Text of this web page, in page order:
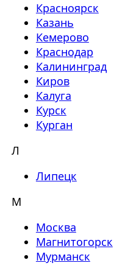
Красноярск
Казань
Кемерово
Краснодар
Калининград
Киров
Калуга
Курск
Курган
Л
Липецк
М
Москва
Магнитогорск
Мурманск